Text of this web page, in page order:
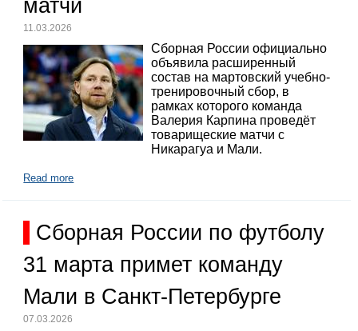
матчи
11.03.2026
Сборная России официально
объявила расширенный
состав на мартовский учебно-
тренировочный сбор, в
рамках которого команда
Валерия Карпина проведёт
товарищеские матчи с
Никарагуа и Мали.
Read more
Сборная России по футболу
31 марта примет команду
Мали в Санкт-Петербурге
07.03.2026